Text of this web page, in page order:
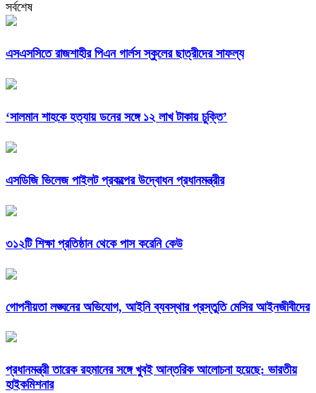
সর্বশেষ
এসএসসিতে রাজশাহীর পিএন গার্লস স্কুলের ছাত্রীদের সাফল্য
‘সালমান শাহকে হত্যায় ডনের সঙ্গে ১২ লাখ টাকায় চুক্তি’
এসডিজি ভিলেজ পাইলট প্রকল্পের উদ্বোধন প্রধানমন্ত্রীর
৩১২টি শিক্ষা প্রতিষ্ঠান থেকে পাস করেনি কেউ
গোপনীয়তা লঙ্ঘনের অভিযোগ, আইনি ব্যবস্থার প্রস্তুতি মেসির আইনজীবীদের
প্রধানমন্ত্রী তারেক রহমানের সঙ্গে খুবই আন্তরিক আলোচনা হয়েছে: ভারতীয়
হাইকমিশনার